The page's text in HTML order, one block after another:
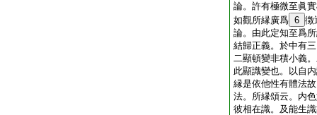
論。許有極微至眞
如觀所縁廣爲 6
論。由此定知至爲
結歸正義。於中有
二顯頓變非積小義
此顯識變也。以自
縁是依他性有體法
法。所縁頌云。内
彼相在識。及能生